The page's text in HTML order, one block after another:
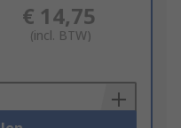
€ 14,75
(incl. BTW)